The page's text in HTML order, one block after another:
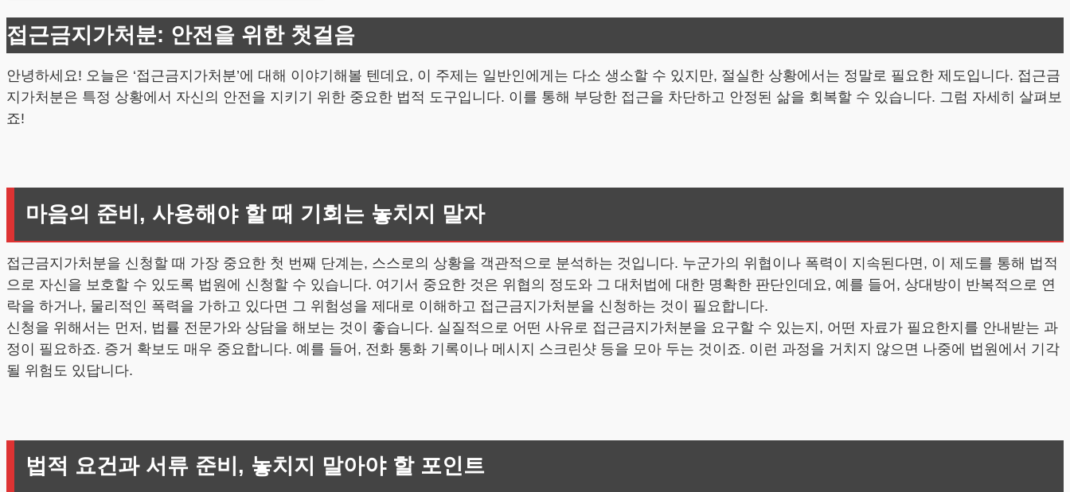
접근금지가처분: 안전을 위한 첫걸음
안녕하세요! 오늘은 ‘접근금지가처분’에 대해 이야기해볼 텐데요, 이 주제는 일반인에게는 다소 생소할 수 있지만, 절실한 상황에서는 정말로 필요한 제도입니다. 접근금
지가처분은 특정 상황에서 자신의 안전을 지키기 위한 중요한 법적 도구입니다. 이를 통해 부당한 접근을 차단하고 안정된 삶을 회복할 수 있습니다. 그럼 자세히 살펴보
죠!
마음의 준비, 사용해야 할 때 기회는 놓치지 말자
접근금지가처분을 신청할 때 가장 중요한 첫 번째 단계는, 스스로의 상황을 객관적으로 분석하는 것입니다. 누군가의 위협이나 폭력이 지속된다면, 이 제도를 통해 법적
으로 자신을 보호할 수 있도록 법원에 신청할 수 있습니다. 여기서 중요한 것은 위협의 정도와 그 대처법에 대한 명확한 판단인데요, 예를 들어, 상대방이 반복적으로 연
락을 하거나, 물리적인 폭력을 가하고 있다면 그 위험성을 제대로 이해하고 접근금지가처분을 신청하는 것이 필요합니다.
신청을 위해서는 먼저, 법률 전문가와 상담을 해보는 것이 좋습니다. 실질적으로 어떤 사유로 접근금지가처분을 요구할 수 있는지, 어떤 자료가 필요한지를 안내받는 과
정이 필요하죠. 증거 확보도 매우 중요합니다. 예를 들어, 전화 통화 기록이나 메시지 스크린샷 등을 모아 두는 것이죠. 이런 과정을 거치지 않으면 나중에 법원에서 기각
될 위험도 있답니다.
법적 요건과 서류 준비, 놓치지 말아야 할 포인트